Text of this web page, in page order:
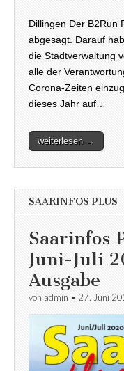
Dillingen Der B2Run
abgesagt. Darauf
die Stadtverwaltung
alle der
Corona-Zeiten
dieses Jahr auf…
weiterlesen →
SAARINFOS PLUS
Saarinfos
Juni-Juli
Ausgabe
von admin • 27. Juni